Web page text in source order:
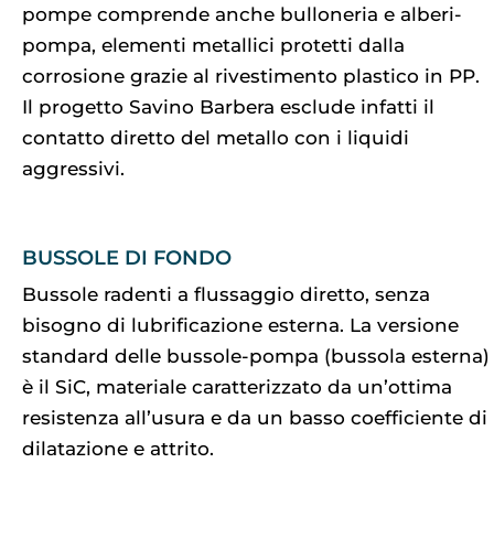
pompe comprende anche bulloneria e alberi-
pompa, elementi metallici protetti dalla
corrosione grazie al rivestimento plastico in PP.
Il progetto Savino Barbera esclude infatti il
contatto diretto del metallo con i liquidi
aggressivi.
BUSSOLE DI FONDO
Bussole radenti a flussaggio diretto, senza
bisogno di lubrificazione esterna. La versione
standard delle bussole-pompa (bussola esterna)
è il SiC, materiale caratterizzato da un’ottima
resistenza all’usura e da un basso coefficiente di
dilatazione e attrito.